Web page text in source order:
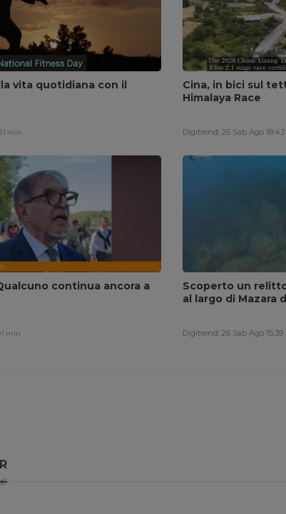
vita quotidiana con il
1 min
Cina, in bici sul
Himalaya Race
Digitrend, 26 Sab Ago 18:43
continua ancora a
1 min
Scoperto un
al largo di Mazara
Digitrend, 26 Sab Ago 15:39